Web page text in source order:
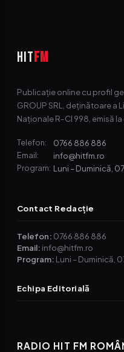
HITFM
Publicație online cu profil
GROUP SRL, deținătoare a
Naționale R-CI 998, emisă
Telefon: 0766 886 886
Email: info@hitfm.ro
Program: Luni – Duminică,
Contact Redacție
Telefon: 0766 886 886
Email: info@hitfm.ro
Program: Luni – Duminică,
Echipa Editorială
RADIO HIT FM